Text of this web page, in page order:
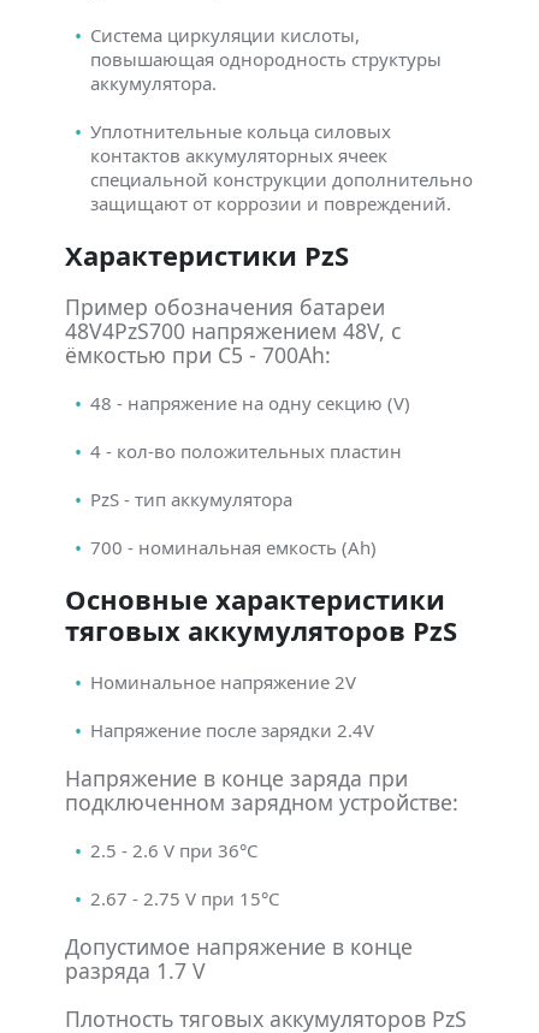
Система циркуляции кислоты,
повышающая однородность структуры
аккумулятора.
Уплотнительные кольца силовых
контактов аккумуляторных ячеек
специальной конструкции дополнительно
защищают от коррозии и повреждений.
Характеристики PzS
Пример обозначения батареи
48V4PzS700 напряжением 48V, с
ёмкостью при C5 - 700Ah:
48 - напряжение на одну секцию (V)
4 - кол-во положительных пластин
PzS - тип аккумулятора
700 - номинальная емкость (Ah)
Основные характеристики
тяговых аккумуляторов PzS
Номинальное напряжение 2V
Напряжение после зарядки 2.4V
Напряжение в конце заряда при
подключенном зарядном устройстве:
2.5 - 2.6 V при 36°С
2.67 - 2.75 V при 15°С
Допустимое напряжение в конце
разряда 1.7 V
Плотность тяговых аккумуляторов PzS